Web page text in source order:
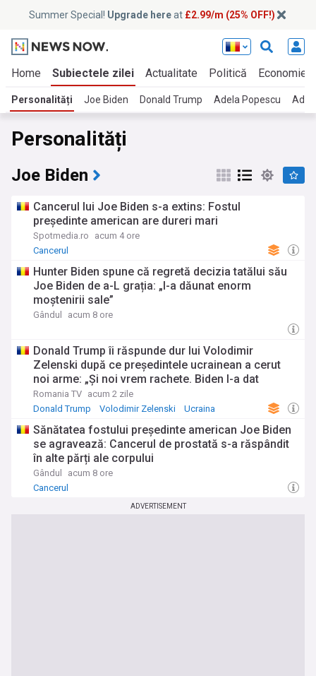
Summer Special! Upgrade hereat £2.99/m (25% OFF!)
Home Subiectele zilei Actualitate Politică Economie
Personalități Joe Biden Donald Trump Adela Popescu
Personalități
Joe Biden
Cancerul lui Joe Biden s-a extins: Fostul
președinte american are dureri mari
Spotmedia.ro
acum 4 ore
Cancerul
Hunter Biden spune că regretă decizia tatălui său
Joe Biden de a-L grația: „I-a dăunat enorm
moștenirii sale”
Gândul acum 8 ore
Donald Trump îi răspunde dur lui Volodimir
Zelenski după ce președintele ucrainean a cerut
noi arme: „Și noi vrem rachete. Biden I-a dat
muniție în valoare de 300 de miliarde de dolari”
Romania TV acum 2 zile
Donald Trump
Volodimir Zelenski Ucraina
Sănătatea fostului președinte american Joe Biden
se agravează: Cancerul de prostată s-a răspândit
în alte părți ale corpului
Gândul
acum 8 ore
Cancerul
ADVERTISEMENT